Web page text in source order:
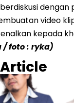
video
kepada
/ foto : ryka)